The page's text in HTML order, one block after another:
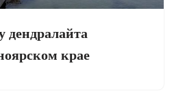
дендралайта
крае